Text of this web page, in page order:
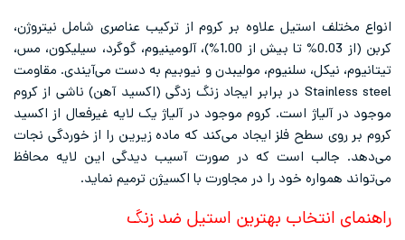
انواع مختلف استیل علاوه بر کروم از ترکیب عناصری شامل نیتروژن،
کربن (از 0.03% تا بیش از 1.00%)، آلومینیوم، گوگرد، سیلیکون، مس،
تیتانیوم، نیکل، سلنیوم، مولیبدن و نیوبیم به دست می‌آیندی. مقاومت
Stainless steel در برابر ایجاد زنگ زدگی (اکسید آهن) ناشی از کروم
موجود در آلیاژ است. کروم موجود در آلیاژ یک لایه غیرفعال از اکسید
کروم بر روی سطح فلز ایجاد می‌کند که ماده زیرین را از خوردگی نجات
می‌دهد. جالب است که در صورت آسیب دیدگی این لایه محافظ
می‌تواند همواره خود را در مجاورت با اکسیژن ترمیم نماید.
راهنمای انتخاب بهترین استیل ضد زنگ